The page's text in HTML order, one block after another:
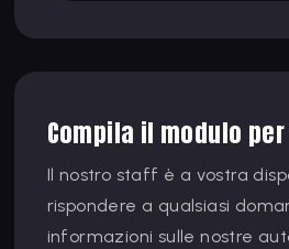
Compila il modulo
Il nostro staff è a vostra
rispondere a qualsiasi
informazioni sulle nostre